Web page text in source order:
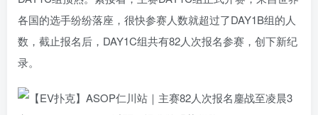
各国的选手纷纷落座，很快参赛人数就超过了DAY1B组的人
数，截止报名后，DAY1C组共有82人次报名参赛，创下新纪
录。